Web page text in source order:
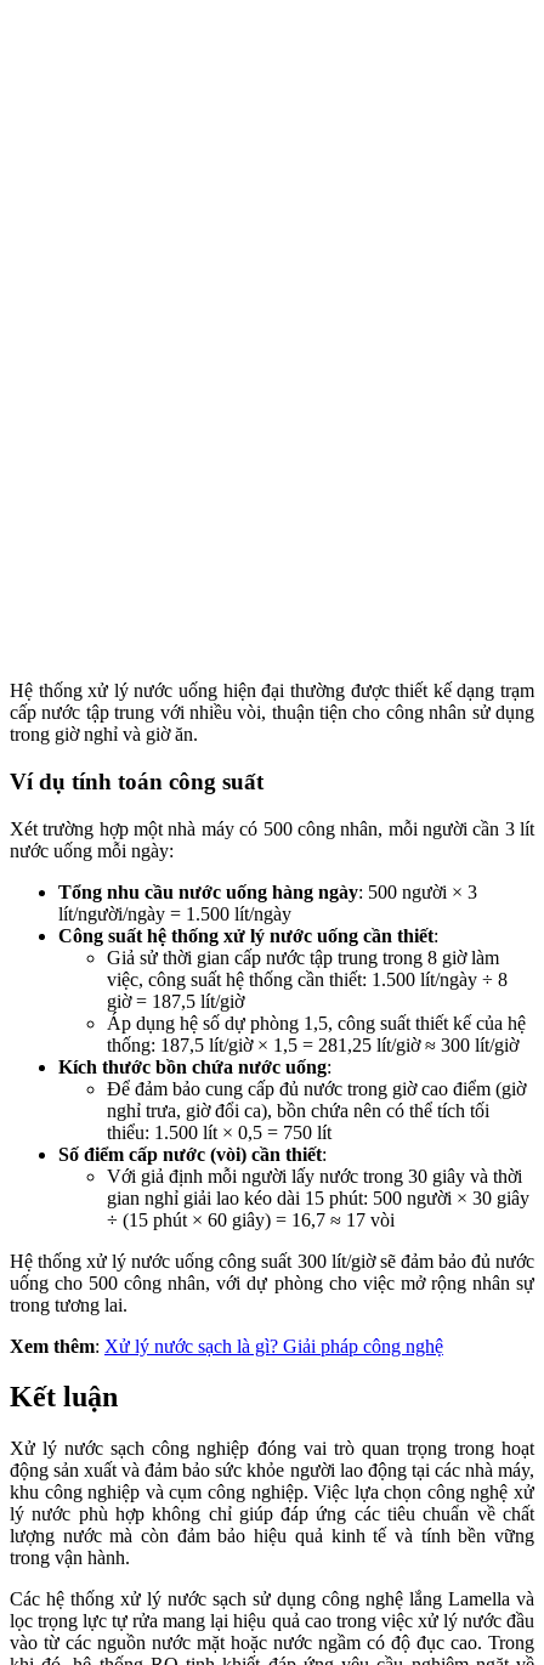
Hệ thống xử lý nước uống hiện đại thường được thiết kế dạng trạm
cấp nước tập trung với nhiều vòi, thuận tiện cho công nhân sử dụng
trong giờ nghỉ và giờ ăn.
Ví dụ tính toán công suất
Xét trường hợp một nhà máy có 500 công nhân, mỗi người cần 3 lít
nước uống mỗi ngày:
Tổng nhu cầu nước uống hàng ngày: 500 người × 3
lít/người/ngày = 1.500 lít/ngày
Công suất hệ thống xử lý nước uống cần thiết:
Giả sử thời gian cấp nước tập trung trong 8 giờ làm
việc, công suất hệ thống cần thiết: 1.500 lít/ngày ÷ 8
giờ = 187,5 lít/giờ
Áp dụng hệ số dự phòng 1,5, công suất thiết kế của hệ
thống: 187,5 lít/giờ × 1,5 = 281,25 lít/giờ ≈ 300 lít/giờ
Kích thước bồn chứa nước uống:
Để đảm bảo cung cấp đủ nước trong giờ cao điểm (giờ
nghỉ trưa, giờ đổi ca), bồn chứa nên có thể tích tối
thiểu: 1.500 lít × 0,5 = 750 lít
Số điểm cấp nước (vòi) cần thiết:
Với giả định mỗi người lấy nước trong 30 giây và thời
gian nghỉ giải lao kéo dài 15 phút: 500 người × 30 giây
÷ (15 phút × 60 giây) = 16,7 ≈ 17 vòi
Hệ thống xử lý nước uống công suất 300 lít/giờ sẽ đảm bảo đủ nước
uống cho 500 công nhân, với dự phòng cho việc mở rộng nhân sự
trong tương lai.
Xem thêm: Xử lý nước sạch là gì? Giải pháp công nghệ
Kết luận
Xử lý nước sạch công nghiệp đóng vai trò quan trọng trong hoạt
động sản xuất và đảm bảo sức khỏe người lao động tại các nhà máy,
khu công nghiệp và cụm công nghiệp. Việc lựa chọn công nghệ xử
lý nước phù hợp không chỉ giúp đáp ứng các tiêu chuẩn về chất
lượng nước mà còn đảm bảo hiệu quả kinh tế và tính bền vững
trong vận hành.
Các hệ thống xử lý nước sạch sử dụng công nghệ lắng Lamella và
lọc trọng lực tự rửa mang lại hiệu quả cao trong việc xử lý nước đầu
vào từ các nguồn nước mặt hoặc nước ngầm có độ đục cao. Trong